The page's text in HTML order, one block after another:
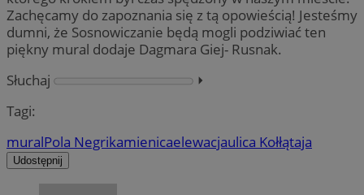
Zachęcamy do zapoznania się z tą opowieścią! Jesteśmy
dumni, że Sosnowiczanie będą mogli podziwiać ten
piękny mural dodaje Dagmara Giej- Rusnak.
Słuchaj
⏵︎
Tagi:
muralPola Negrikamienicaelewacjaulica Kołłątaja
Udostępnij